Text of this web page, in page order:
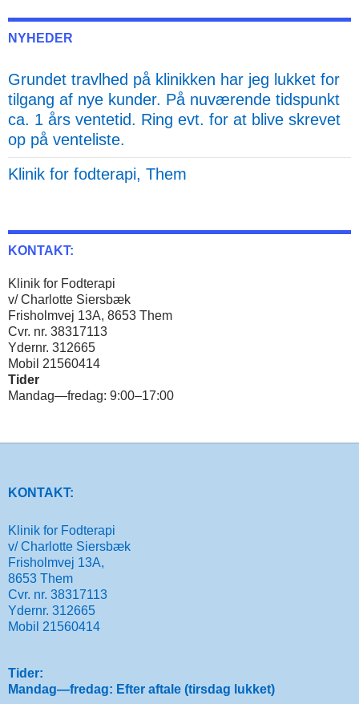
NYHEDER
Grundet travlhed på klinikken har jeg lukket for
tilgang af nye kunder. På nuværende tidspunkt
ca. 1 års ventetid. Ring evt. for at blive skrevet
op på venteliste.
Klinik for fodterapi, Them
KONTAKT:
Klinik for Fodterapi
v/ Charlotte Siersbæk
Frisholmvej 13A, 8653 Them
Cvr. nr. 38317113
Ydernr. 312665
Mobil 21560414
Tider
Mandag—fredag: 9:00–17:00
KONTAKT:
Klinik for Fodterapi
v/ Charlotte Siersbæk
Frisholmvej 13A,
8653 Them
Cvr. nr. 38317113
Ydernr. 312665
Mobil 21560414
Tider:
Mandag—fredag: Efter aftale (tirsdag lukket)